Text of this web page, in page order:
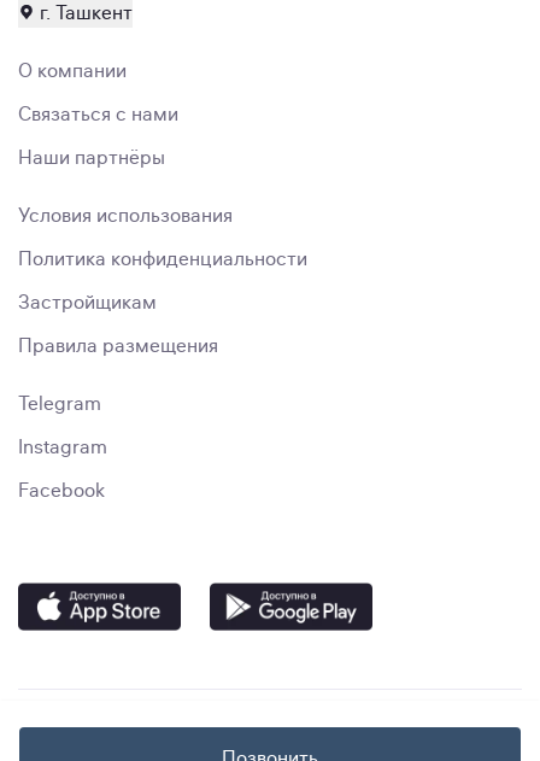
г. Ташкент
О компании
Связаться с нами
Наши партнёры
Условия использования
Политика конфиденциальности
Застройщикам
Правила размещения
Telegram
Instagram
Facebook